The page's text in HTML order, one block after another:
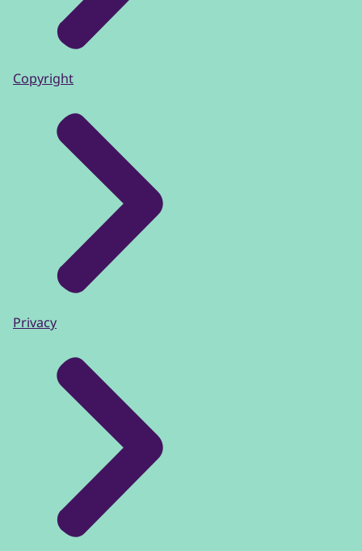
Copyright
Privacy